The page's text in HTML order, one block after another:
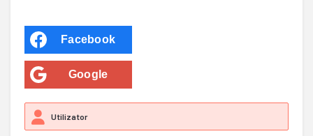
Facebook
Google